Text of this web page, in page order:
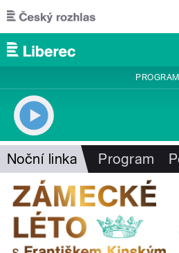
Přejít k hlavnímu obsahu
PROGRAM
Noční linka Program